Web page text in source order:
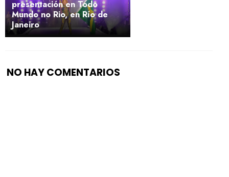
presentación en Todo
Mundo no Rio, en Río de
Janeiro
NO HAY COMENTARIOS